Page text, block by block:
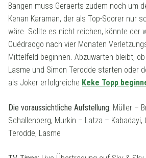
Bangen muss Geraerts zudem noch um
Kenan Karaman, der als Top-Scorer nur
wäre. Sollte es nicht reichen, könnte der
Ouédraogo nach vier Monaten
Mittelfeld beginnen. Abzuwarten bleibt,
Lasme und Simon Terodde starten oder
als Joker erfolgreiche Keke Topp
Die voraussichtliche Aufstellung: Müller –
Schallenberg, Murkin – Latza – Kabadayi,
Terodde, Lasme